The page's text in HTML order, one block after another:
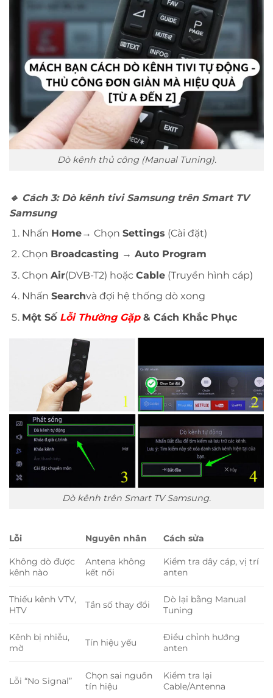
Dò kênh thủ công (Manual Tuning).
🔹 Cách 3: Dò kênh tivi Samsung trên Smart TV
Samsung
Nhấn Home→ Chọn Settings (Cài đặt)
Chọn Broadcasting → Auto Program
Chọn Air(DVB-T2) hoặc Cable(Truyền hình cáp)
Nhấn Searchvà đợi hệ thống dò xong
Một Số Lỗi Thường Gặp& Cách Khắc Phục
Dò kênh trên Smart TV Samsung.
Lỗi Nguyên nhân Cách sửa
Không dò được
kênh nào
Antena không
kết nối
Kiểm tra dây cáp, vị trí
anten
Thiếu kênh VTV,
HTV
Tần số thay đổi
Dò lại bằng Manual
Tuning
Kênh bị nhiễu,
mờ
Tín hiệu yếu
Điều chỉnh hướng
anten
Lỗi “No Signal”
Chọn sai nguồn
tín hiệu
Kiểm tra lại
Cable/Antenna